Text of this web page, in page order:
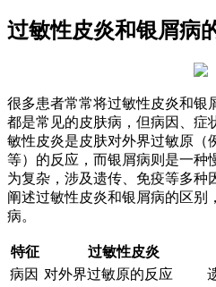
过敏性皮炎和银屑病
很多患者常常将过敏性皮炎和银
都是常见的皮肤病，但病因、症
敏性皮炎是皮肤对外界过敏原（
等）的反应，而银屑病则是一种
为复杂，涉及遗传、免疫等多种
阐述过敏性皮炎和银屑病的区别
病。
特征 过敏性皮炎
病因 对外界过敏原的反应